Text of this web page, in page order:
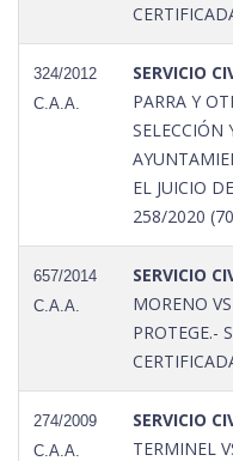
324/2012
C.A.A.
SERVICIO
PARRA Y
SELECCIÓN
EL JUICIO
258/2020
657/2014
C.A.A.
SERVICIO
MORENO
PROTEGE.-
274/2009
C.A.A.
SERVICIO
TERMINEL